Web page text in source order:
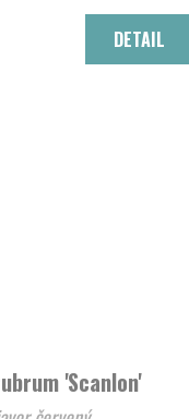
DETAIL
'Scanlon'